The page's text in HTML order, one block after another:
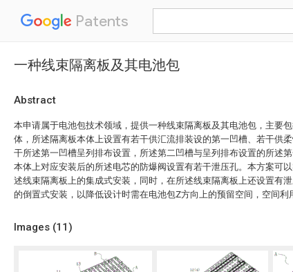
Patents
一种线束隔离板及其电池包
Abstract
本申请属于电池包技术领域，提供一种线束隔离板及其电池包，主要
体，所述隔离板本体上设置有若干供汇流排装设的第一凹槽、若干供
干所述第一凹槽呈列排布设置，所述第二凹槽与呈列排布设置的所述
本体上对应安装后的所述电芯的防爆阀设置有若干泄压孔。本方案可
述线束隔离板上的集成式安装，同时，在所述线束隔离板上还设置有
的倒置式安装，以降低设计时需在电池包Z方向上的预留空间，空间利
Images (11)